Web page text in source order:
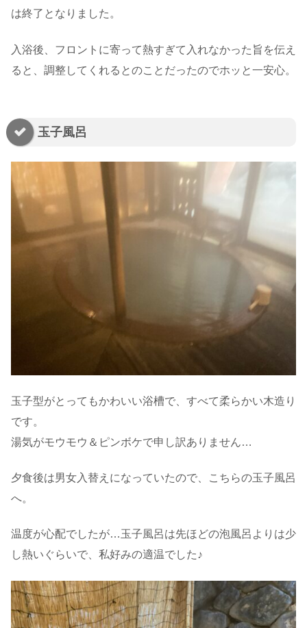
は終了となりました。
入浴後、フロントに寄って熱すぎて入れなかった旨を伝え
ると、調整してくれるとのことだったのでホッと一安心。
玉子風呂
玉子型がとってもかわいい浴槽で、すべて柔らかい木造り
です。
湯気がモウモウ＆ピンボケで申し訳ありません…
夕食後は男女入替えになっていたので、こちらの玉子風呂
へ。
温度が心配でしたが…玉子風呂は先ほどの泡風呂よりは少
し熱いぐらいで、私好みの適温でした♪